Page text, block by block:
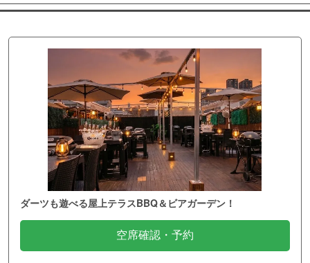
ダーツも遊べる屋上テラスBBQ＆ビアガーデン！
空席確認・予約